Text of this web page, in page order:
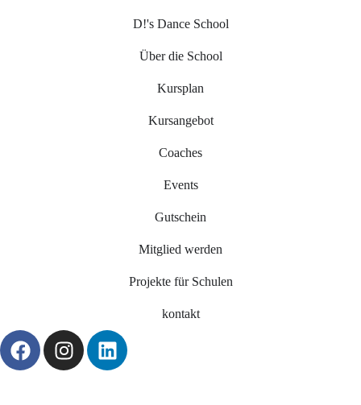
D!'s Dance School
Über die School
Kursplan
Kursangebot
Coaches
Events
Gutschein
Mitglied werden
Projekte für Schulen
kontakt